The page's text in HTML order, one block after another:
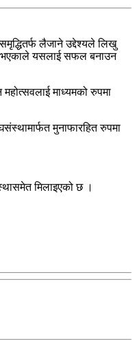
लैजाने उद्देश्यले लिखु
भएकाले यसलाई सफल बनाउन
माध्यमको रुपमा
मुनाफारहित रुपमा
मिलाइएको छ ।